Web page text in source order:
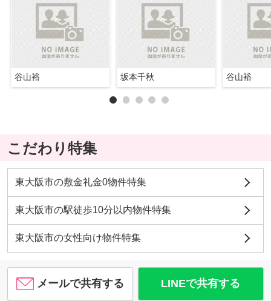
谷山裕 坂本千秋 谷山裕
こだわり特集
東大阪市の敷金礼金0物件特集
東大阪市の駅徒歩10分以内物件特集
東大阪市の女性向け物件特集
メールで共有する LINEで共有する